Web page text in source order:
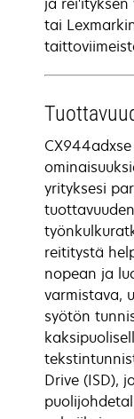
tai
yrityksesi
reititystä
nopean ja
varmistava,
syötön
Drive (ISD),